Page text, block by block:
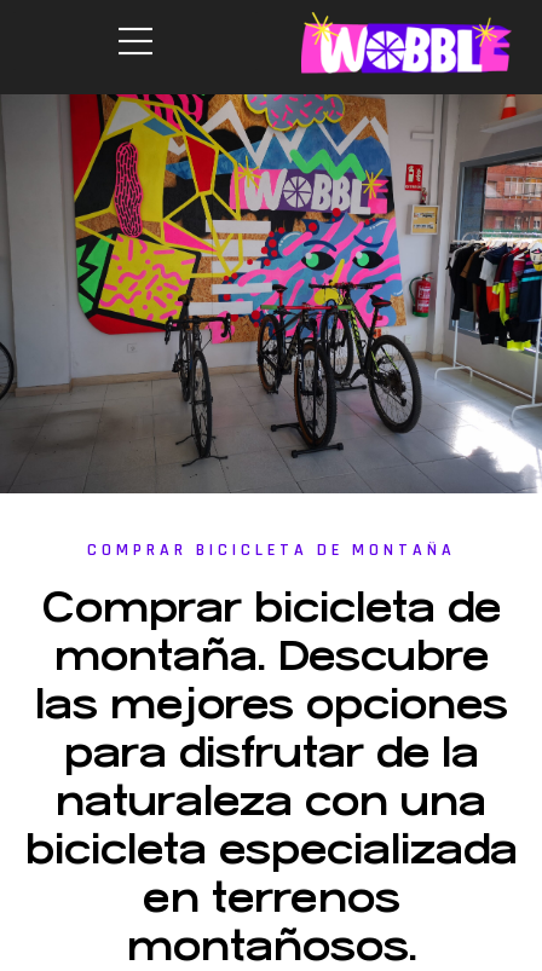
COMPRAR BICICLETA DE MONTAÑA
Comprar bicicleta de
montaña. Descubre
las mejores opciones
para disfrutar de la
naturaleza con una
bicicleta especializada
en terrenos
montañosos.